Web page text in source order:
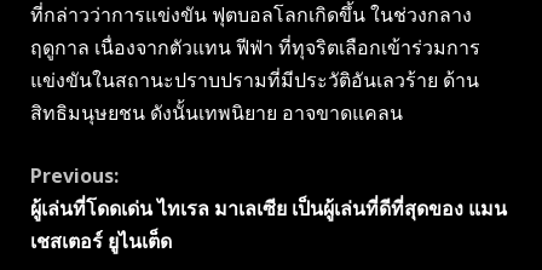
ที่กล่าวว่าการแข่งขัน ฟุตบอลโลกเกิดขึ้น ในช่วงกลาง
ฤดูกาล เนื่องจากตัวแทน ฟีฟ่า ที่ทุจริตเลือกเข้าร่วมการ
แข่งขันในสถานะปราบปรามที่มีประวัติอันเลวร้าย ด้าน
สิทธิมนุษยชน ดังนั้นเทพนิยาย อาจขาดแคลน
Continue
Reading
Previous:
ผู้เล่นที่โดดเด่น ไทเรล มาเลเซีย เป็นผู้เล่นที่ดีที่สุดของ แมน
เชสเตอร์ ยูไนเต็ด